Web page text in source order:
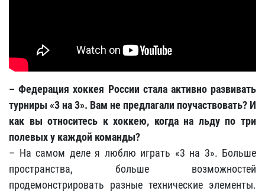
– Федерация хоккея России стала активно развивать
турниры «3 на 3». Вам не предлагали поучаствовать? И
как вы относитесь к хоккею, когда на льду по три
полевых у каждой команды?
– На самом деле я люблю играть «3 на 3». Больше
пространства, больше возможностей
продемонстрировать разные технические элементы.